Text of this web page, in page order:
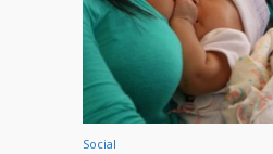
Social